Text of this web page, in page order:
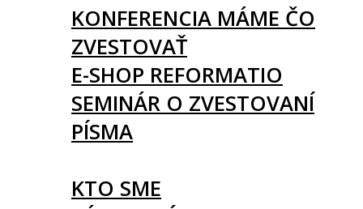
KONFERENCIA MÁME ČO
ZVESTOVAŤ
E-SHOP REFORMATIO
SEMINÁR O ZVESTOVANÍ
PÍSMA
KTO SME